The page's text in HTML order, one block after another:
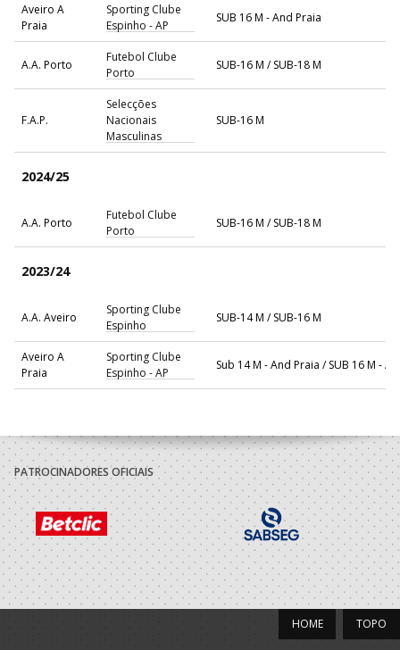
Aveiro A
Praia
Sporting Clube
Espinho - AP
SUB 16 M - And Praia
A.A. Porto
Futebol Clube
Porto
SUB-16 M / SUB-18 M
F.A.P.
Selecções
Nacionais
Masculinas
SUB-16 M
2024/25
A.A. Porto
Futebol Clube
Porto
SUB-16 M / SUB-18 M
2023/24
A.A. Aveiro
Sporting Clube
Espinho
SUB-14 M / SUB-16 M
Aveiro A
Praia
Sporting Clube
Espinho - AP
Sub 14 M - And Praia / SUB 16 M -
A.A. Aveiro
Sporting Clube
Espinho
SUB-14 M / SUB-16 M
2021/22
Aveiro A
Praia
Sporting Clube
Espinho - AP
Sub 14 M - And Praia
A.A. Aveiro
Sporting Clube
Espinho
Minis M / SUB-14 M
PATROCINADORES OFICIAIS
TOPO
HOME